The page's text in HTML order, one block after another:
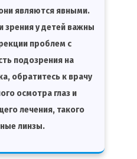
являются явными.
зрения у детей важны
проблем с
подозрения на
обратитесь к врачу
осмотра глаз и
лечения, такого
линзы.